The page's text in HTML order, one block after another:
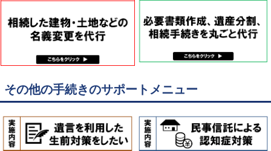
その他の手続きのサポートメニュー